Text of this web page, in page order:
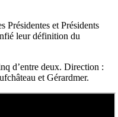
Présidentes et Présidents
leur définition du
d’entre deux. Direction :
et Gérardmer.